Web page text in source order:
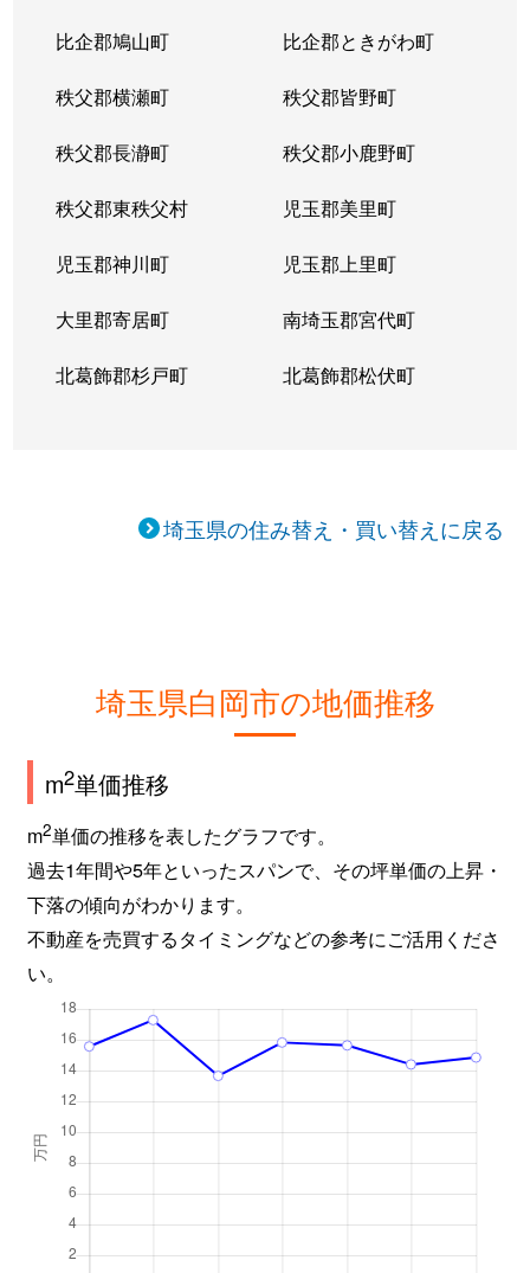
比企郡鳩山町 比企郡ときがわ町
秩父郡横瀬町 秩父郡皆野町
秩父郡長瀞町 秩父郡小鹿野町
秩父郡東秩父村 児玉郡美里町
児玉郡神川町 児玉郡上里町
大里郡寄居町 南埼玉郡宮代町
北葛飾郡杉戸町 北葛飾郡松伏町
埼玉県の住み替え・買い替えに戻る
埼玉県白岡市の地価推移
m2単価推移
m2単価の推移を表したグラフです。
過去1年間や5年といったスパンで、その坪単価の上昇・
下落の傾向がわかります。
不動産を売買するタイミングなどの参考にご活用くださ
い。